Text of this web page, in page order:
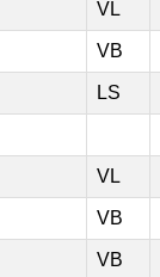
VL
VB
LS
VL
VB
VB